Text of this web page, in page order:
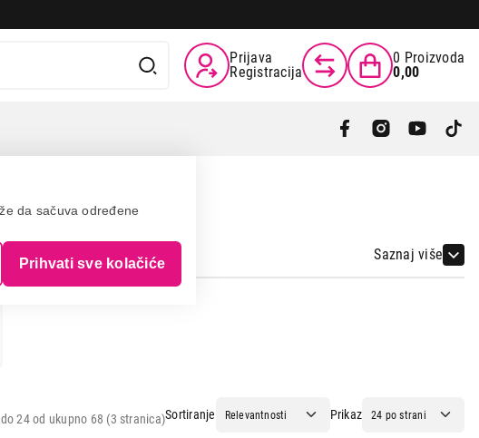
da sačuva određene
Prihvati sve kolačiće
Prijava
Registracija
0 Proizvoda
0,00
Saznaj više
Sortiranje Prikaz
24 od ukupno 68 (3 stranica)